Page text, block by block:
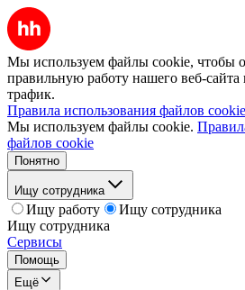
Мы используем файлы cookie, чтобы
правильную работу нашего веб-сайта
трафик.
Правила использования файлов cookie
Мы используем файлы cookie.
файлов cookie
Понятно
Ищу сотрудника
Ищу работу
Ищу сотрудника
Ищу сотрудника
Сервисы
Помощь
Ещё